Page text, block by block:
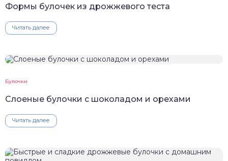
Формы булочек из дрожжевого теста
Читать далее
Булочки
Слоеные булочки с шоколадом и орехами
Читать далее